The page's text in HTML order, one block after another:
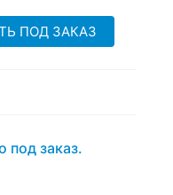
ПОД ЗАКАЗ
под заказ.